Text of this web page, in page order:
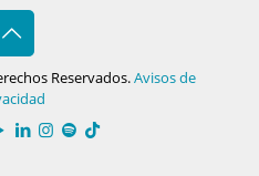
Reservados.Avisos de